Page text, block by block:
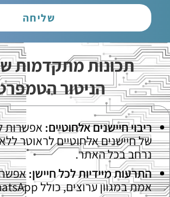
שליחה
תכונות מתקדמות
הניטור
ריבוי חיישנים אלחוטיים:אפשרות
של חיישנים אלחוטיים לראוטר ללא
נרחב בכל האתר.
התרעות מיידיות לכל חיישן:
אמת במגוון ערוצים, כולל SMS, WhatsApp ודוא"ל.